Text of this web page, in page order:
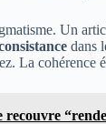
Un
dans
La cohérence
recouvre